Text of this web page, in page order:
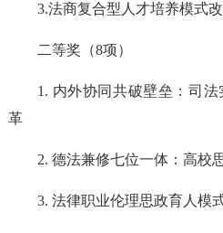
3.法商复合型人才培养模式
二等奖（8项）
1. 内外协同共破壁垒：司
革
2. 德法兼修七位一体：高校
3. 法律职业伦理思政育人模